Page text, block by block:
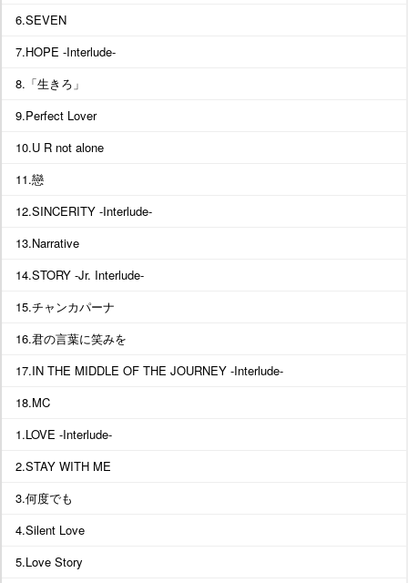
6.SEVEN
7.HOPE -Interlude-
8.「生きろ」
9.Perfect Lover
10.U R not alone
11.戀
12.SINCERITY -Interlude-
13.Narrative
14.STORY -Jr. Interlude-
15.チャンカパーナ
16.君の言葉に笑みを
17.IN THE MIDDLE OF THE JOURNEY -Interlude-
18.MC
1.LOVE -Interlude-
2.STAY WITH ME
3.何度でも
4.Silent Love
5.Love Story